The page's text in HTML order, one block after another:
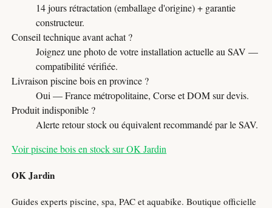
14 jours rétractation (emballage d'origine) + garantie
constructeur.
Conseil technique avant achat ?
Joignez une photo de votre installation actuelle au SAV —
compatibilité vérifiée.
Livraison piscine bois en province ?
Oui — France métropolitaine, Corse et DOM sur devis.
Produit indisponible ?
Alerte retour stock ou équivalent recommandé par le SAV.
Voir piscine bois en stock sur OK Jardin
OK Jardin
Guides experts piscine, spa, PAC et aquabike. Boutique officielle